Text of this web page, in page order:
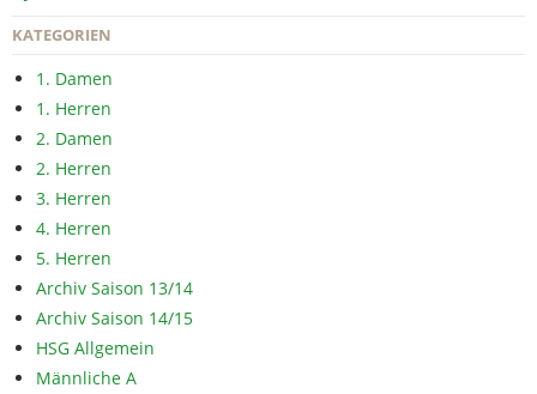
KATEGORIEN
1. Damen
1. Herren
2. Damen
2. Herren
3. Herren
4. Herren
5. Herren
Archiv Saison 13/14
Archiv Saison 14/15
HSG Allgemein
Männliche A